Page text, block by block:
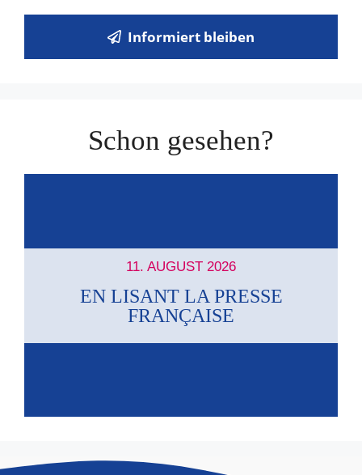
Informiert bleiben
Schon gesehen?
11. AUGUST 2026
EN LISANT LA PRESSE
FRANÇAISE